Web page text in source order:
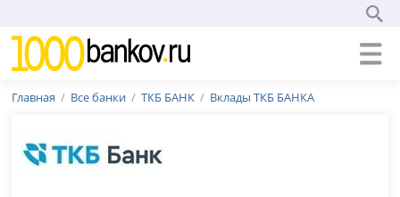
Главная Все банки ТКБ БАНК Вклады ТКБ БАНКА